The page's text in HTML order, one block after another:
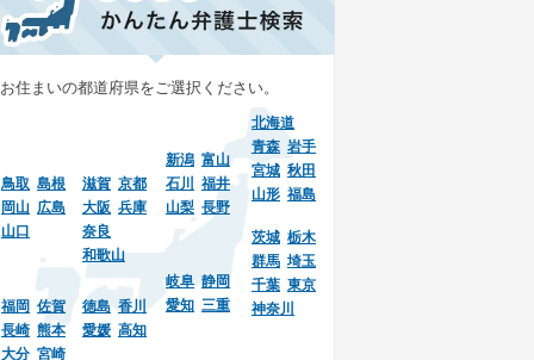
お住まいの都道府県をご選択ください。
北海道
青森 岩手
宮城 秋田
山形 福島
新潟 富山
石川
福井
山梨 長野
茨城 栃木
群馬 埼玉
千葉 東京
神奈川
岐阜 静岡
愛知 三重
滋賀 京都
大阪 兵庫
奈良
和歌山
鳥取 島根
岡山 広島
山口
徳島 香川
愛媛 高知
福岡
佐賀
長崎 熊本
大分 宮崎